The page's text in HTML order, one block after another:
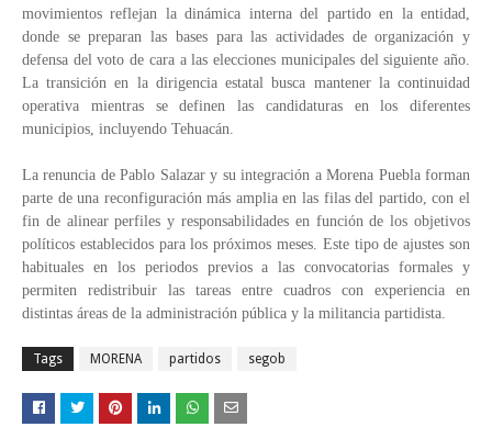
movimientos reflejan la dinámica interna del partido en la entidad,
donde se preparan las bases para las actividades de organización y
defensa del voto de cara a las elecciones municipales del siguiente año.
La transición en la dirigencia estatal busca mantener la continuidad
operativa mientras se definen las candidaturas en los diferentes
municipios, incluyendo Tehuacán.
La renuncia de Pablo Salazar y su integración a Morena Puebla forman
parte de una reconfiguración más amplia en las filas del partido, con el
fin de alinear perfiles y responsabilidades en función de los objetivos
políticos establecidos para los próximos meses. Este tipo de ajustes son
habituales en los periodos previos a las convocatorias formales y
permiten redistribuir las tareas entre cuadros con experiencia en
distintas áreas de la administración pública y la militancia partidista.
Tags MORENA partidos segob